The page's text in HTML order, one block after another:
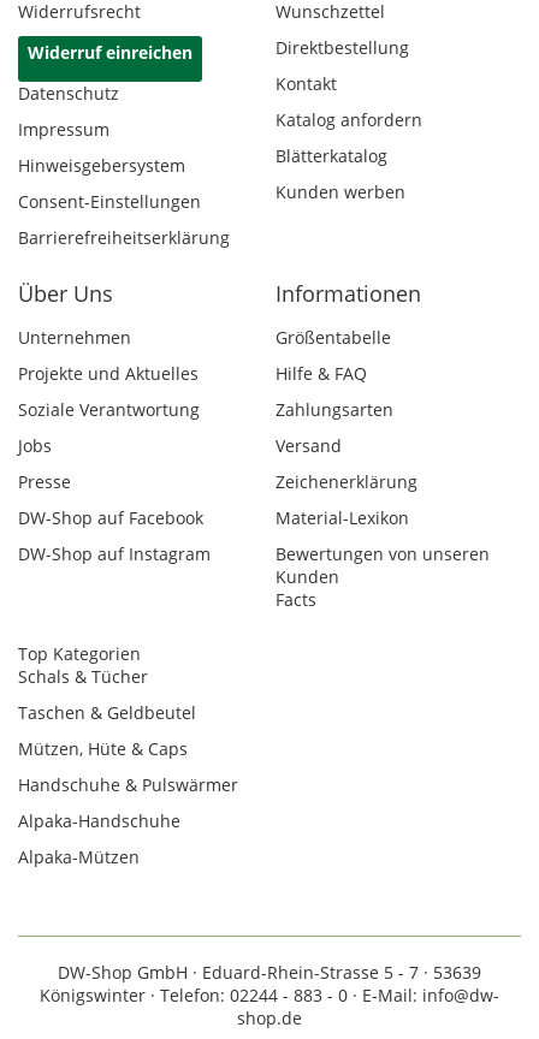
Widerrufsrecht
Widerruf einreichen
Datenschutz
Impressum
Hinweisgebersystem
Consent-Einstellungen
Barrierefreiheitserklärung
Wunschzettel
Direktbestellung
Kontakt
Katalog anfordern
Blätterkatalog
Kunden werben
Über Uns
Unternehmen
Projekte und Aktuelles
Soziale Verantwortung
Jobs
Presse
DW-Shop auf Facebook
DW-Shop auf Instagram
Informationen
Größentabelle
Hilfe & FAQ
Zahlungsarten
Versand
Zeichenerklärung
Material-Lexikon
Bewertungen von unseren
Kunden
Facts
Top Kategorien
Schals & Tücher
Taschen & Geldbeutel
Mützen, Hüte & Caps
Handschuhe & Pulswärmer
Alpaka-Handschuhe
Alpaka-Mützen
DW-Shop GmbH · Eduard-Rhein-Strasse 5 - 7 · 53639
Königswinter · Telefon: 02244 - 883 - 0 · E-Mail: info@dw-
shop.de